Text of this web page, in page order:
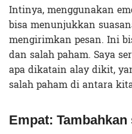
Intinya, menggunakan
bisa menunjukkan
mengirimkan pesan. Ini
dan salah paham. Saya
apa dikatain alay dikit,
salah paham di antara
Empat: